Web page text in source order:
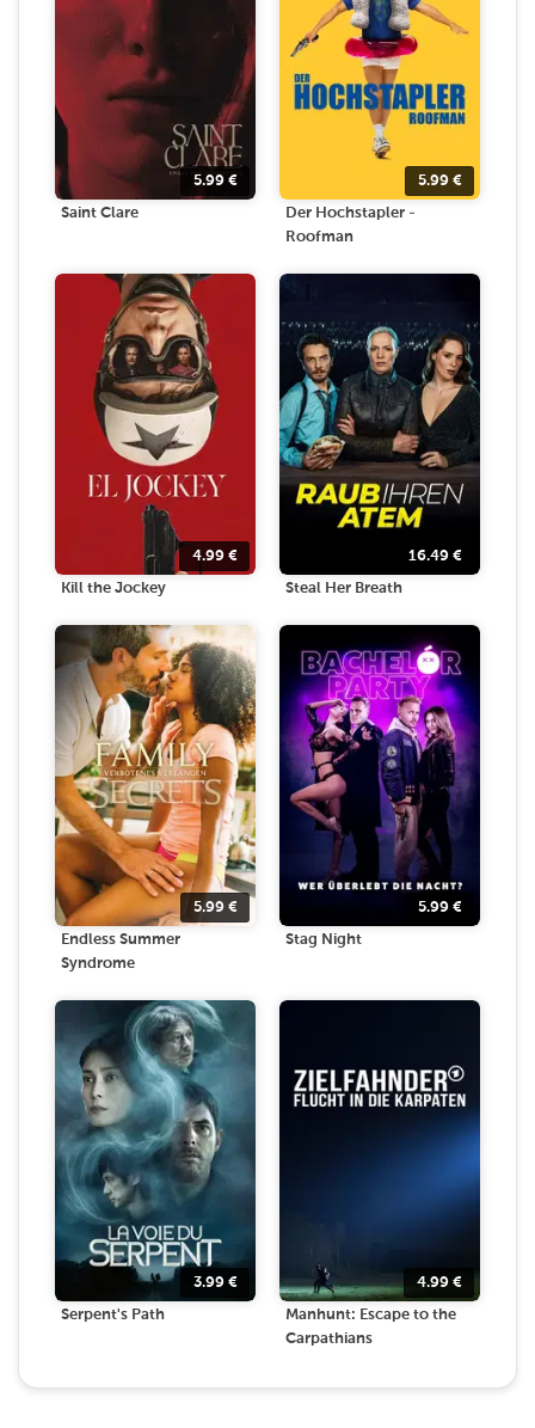
5.99 €
Saint Clare
5.99 €
Der Hochstapler -
Roofman
4.99 €
Kill the Jockey
16.49 €
Steal Her Breath
5.99 €
Endless Summer
Syndrome
5.99 €
Stag Night
3.99 €
Serpent's Path
4.99 €
Manhunt: Escape to the
Carpathians